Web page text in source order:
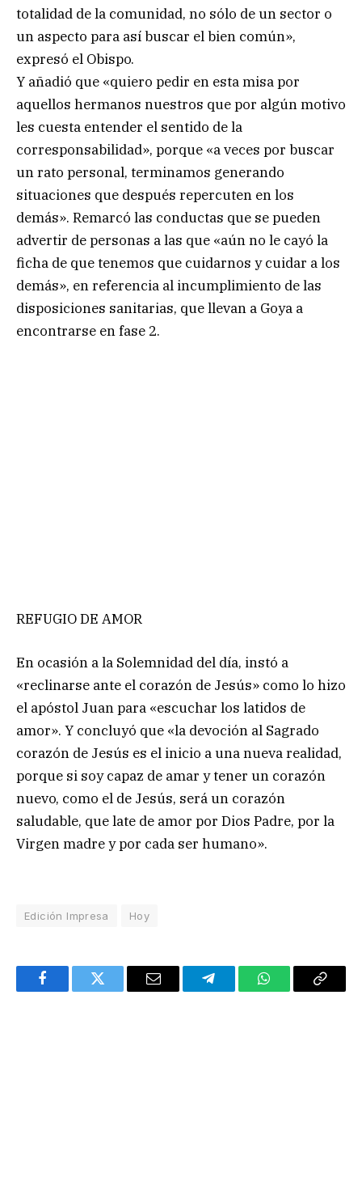
totalidad de la comunidad, no sólo de un sector o
un aspecto para así buscar el bien común»,
expresó el Obispo.
Y añadió que «quiero pedir en esta misa por
aquellos hermanos nuestros que por algún motivo
les cuesta entender el sentido de la
corresponsabilidad», porque «a veces por buscar
un rato personal, terminamos generando
situaciones que después repercuten en los
demás». Remarcó las conductas que se pueden
advertir de personas a las que «aún no le cayó la
ficha de que tenemos que cuidarnos y cuidar a los
demás», en referencia al incumplimiento de las
disposiciones sanitarias, que llevan a Goya a
encontrarse en fase 2.
REFUGIO DE AMOR
En ocasión a la Solemnidad del día, instó a
«reclinarse ante el corazón de Jesús» como lo hizo
el apóstol Juan para «escuchar los latidos de
amor». Y concluyó que «la devoción al Sagrado
corazón de Jesús es el inicio a una nueva realidad,
porque si soy capaz de amar y tener un corazón
nuevo, como el de Jesús, será un corazón
saludable, que late de amor por Dios Padre, por la
Virgen madre y por cada ser humano».
Edición Impresa Hoy
FacebookTwitter Email TelegramWhatsAppCopy